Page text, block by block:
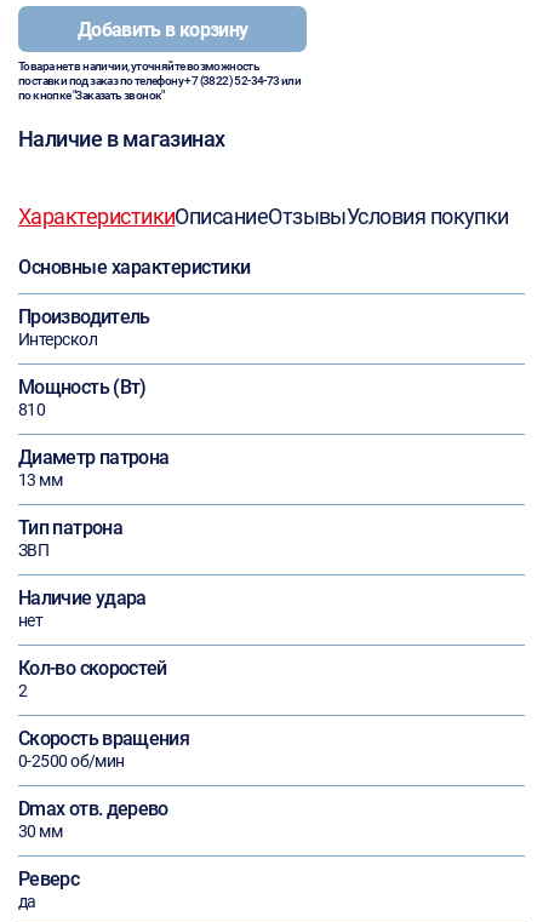
Добавить в корзину
Товара нет в наличии, уточняйте возможность
поставки под заказ по телефону+7 (3822) 52-34-73или
по кнопке "Заказать звонок"
Наличие в магазинах
ХарактеристикиОписаниеОтзывыУсловия покупки
Основные характеристики
Производитель
Интерскол
Мощность (Вт)
810
Диаметр патрона
13 мм
Тип патрона
ЗВП
Наличие удара
нет
Кол-во скоростей
2
Скорость вращения
0-2500 об/мин
Dmax отв. дерево
30 мм
Реверс
да